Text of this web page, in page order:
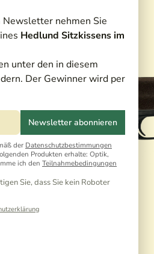
nehmen Sie
Hedlund Sitzkissens im
unter den in diesem
Der Gewinner wird per
Newsletter abonnieren
der Datenschutzbestimmungen
Produkten erhalte: Optik,
ich den Teilnahmebedingungen
Sie, dass Sie kein Roboter